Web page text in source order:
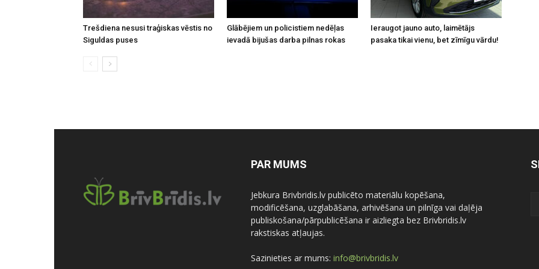
Trešdiena nesusi traģiskas vēstis no
Siguldas puses
Glābējiem un policistiem nedēļas
ievadā bijušas darba pilnas rokas
Ieraugot jauno auto, laimētājs
pasaka tikai vienu, bet zīmīgu vārdu!
PAR MUMS
Jebkura Brivbridis.lv publicēto materiālu kopēšana,
modificēšana, uzglabāšana, arhivēšana un pilnīga vai daļēja
publiskošana/pārpublicēšana ir aizliegta bez Brivbridis.lv
rakstiskas atļaujas.
Sazinieties ar mums: info@brivbridis.lv